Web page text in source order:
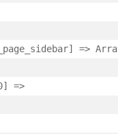
=>
=>